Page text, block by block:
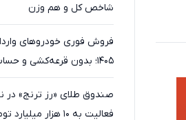
شاخص کل و هم وزن
فروش فوری خودروهای
۱۴۰۵؛ بدون قرعه‌کشی و حساب وکالتی
صندوق طلای «رز ترنج»
فعالیت به ۱۰ هزار